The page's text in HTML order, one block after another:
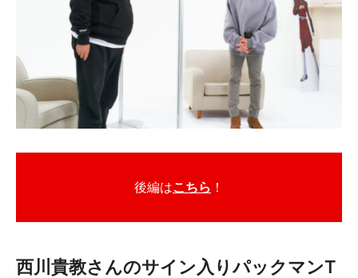
後編はこちら ！
西川貴教さんのサイン入りパックマンT